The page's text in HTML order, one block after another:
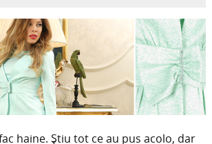
haine. Știu tot ce au pus acolo, dar